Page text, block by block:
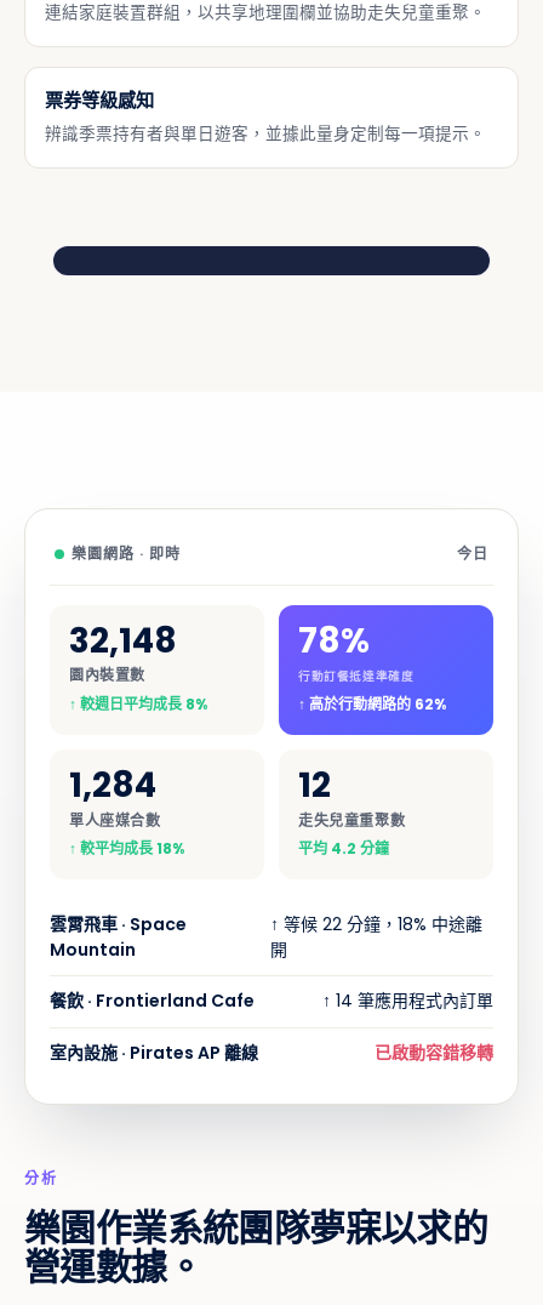
連結家庭裝置群組，以共享地理圍欄並協助走失兒童重聚。
票券等級感知
辨識季票持有者與單日遊客，並據此量身定制每一項提示。
偵測到您離開了 Space Mountain 隊列 -
📍 家庭 · 重聚
最後出現在 Frontierland Trading Post
附近 - 與家長分享位置。
樂園網路 · 即時 今日
32,148
園內裝置數
↑ 較週日平均成長 8%
78%
行動訂餐抵達準確度
↑ 高於行動網路的 62%
1,284
單人座媒合數
↑ 較平均成長 18%
12
走失兒童重聚數
平均 4.2 分鐘
雲霄飛車 · Space
Mountain
↑ 等候 22 分鐘，18% 中途離
開
餐飲 · Frontierland Cafe ↑ 14 筆應用程式內訂單
室內設施 · Pirates AP 離線 已啟動容錯移轉
分析
樂園作業系統團隊夢寐以求的
營運數據。